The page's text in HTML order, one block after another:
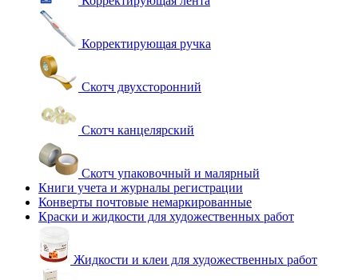
Корректирующая ручка
Скотч двухсторонний
Скотч канцелярский
Скотч упаковочный и малярный
Книги учета и журналы регистрации
Конверты почтовые немаркированные
Краски и жидкости для художественных работ
Жидкости и клеи для художественных работ